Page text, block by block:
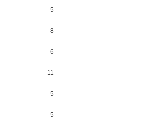
5
8
6
11
5
5